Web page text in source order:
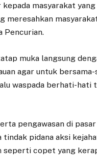
masyarakat
meresahkan
Pencurian.
muka langsung
agar untuk bersama-
waspada berhati-hati
pengawasan di
pidana aksi
seperti copet yang